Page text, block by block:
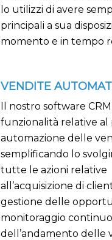
lo utilizzi di avere
principali a sua
momento e in tempo
VENDITE
Il nostro software
funzionalità relative al
automazione delle
semplificando lo
tutte le azioni relative
all’acquisizione di
gestione delle
monitoraggio continuo
dell’andamento delle